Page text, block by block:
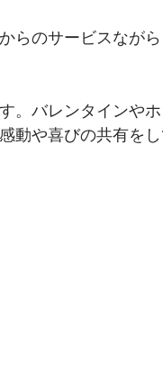
らのサービスなが
。バレンタインや
動や喜びの共有を